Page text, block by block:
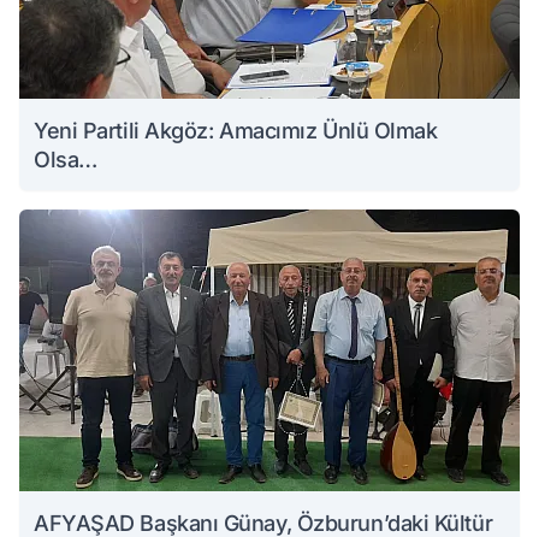
Yeni Partili Akgöz: Amacımız Ünlü Olmak
Olsa…
AFYAŞAD Başkanı Günay, Özburun’daki Kültür